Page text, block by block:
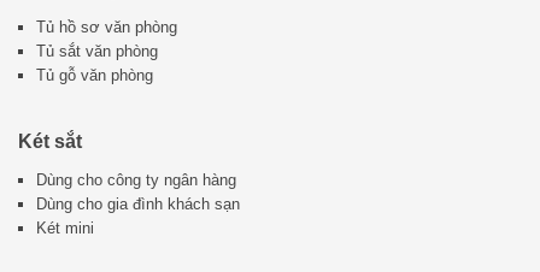
Tủ hồ sơ văn phòng
Tủ sắt văn phòng
Tủ gỗ văn phòng
Két sắt
Dùng cho công ty ngân hàng
Dùng cho gia đình khách sạn
Két mini